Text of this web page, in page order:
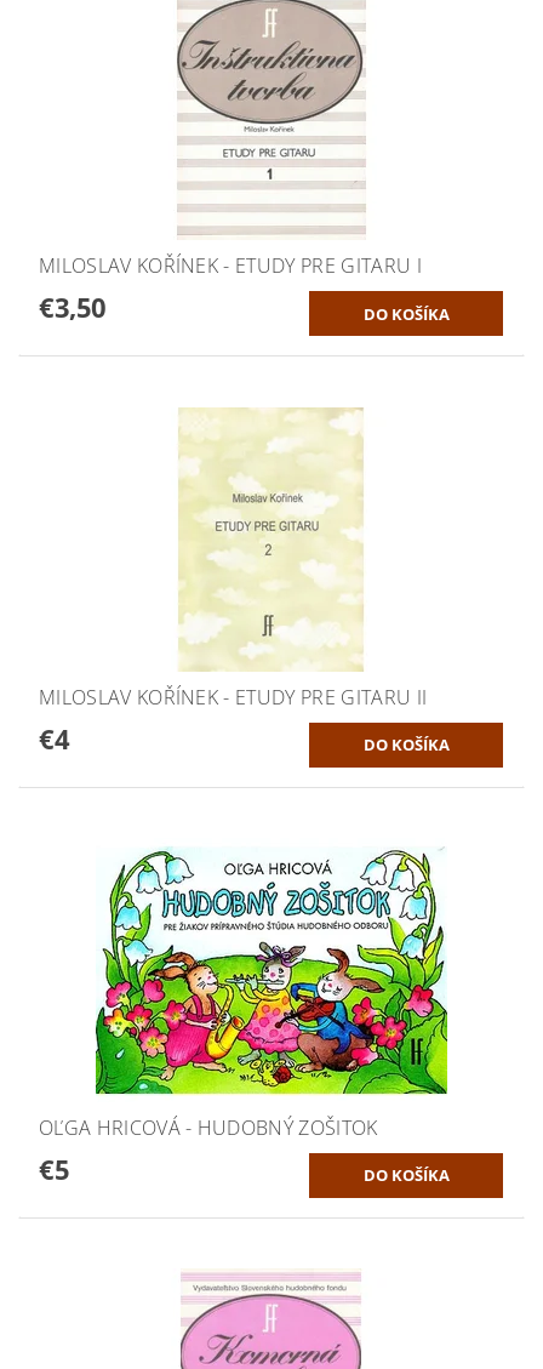
MILOSLAV KOŘÍNEK - ETUDY PRE GITARU I
€3,50
MILOSLAV KOŘÍNEK - ETUDY PRE GITARU II
€4
OĽGA HRICOVÁ - HUDOBNÝ ZOŠITOK
€5